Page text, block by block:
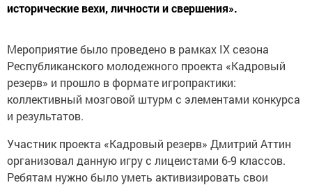
исторические вехи, личности и свершения».
Мероприятие было проведено в рамках IX сезона
Республиканского молодежного проекта «Кадровый
резерв» и прошло в формате игропрактики:
коллективный мозговой штурм с элементами конкурса
и результатов.
Участник проекта «Кадровый резерв» Дмитрий Аттин
организовал данную игру с лицеистами 6-9 классов.
Ребятам нужно было уметь активизировать свои